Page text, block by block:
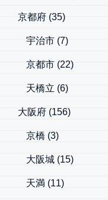
京都府 (35)
宇治市 (7)
京都市 (22)
天橋立 (6)
大阪府 (156)
京橋 (3)
大阪城 (15)
天満 (11)